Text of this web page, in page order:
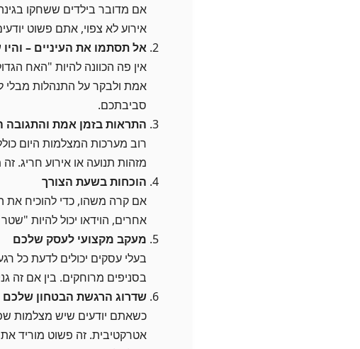
אם מדובר בילדים ששחקו
אירוע לא צפוי, אתם פשוט
אל תסתמו את העיניים –
אין פה הכוונה להיות "האח
אמת ולבקר על התנהלות מבלי
סביבתכם.
התראות בזמן אמת והתגובה
רוב מערכות המצלמות היום
מזהות תנועה או אירוע חריג.
הוכחות בשעת הצורך
אם קרה משהו, כדי להוכיח את
אחרים, הוידאו יכול להיות
מעקב מקצועי לעסק שלכם
בעלי עסקים יכולים לדעת
בסניפים מרוחקים. בין אם זה
שדרוג הרגשת הבטחון שלכם
כשאתם יודעים שיש מצלמות
אטרקטיבית. זה פשוט מוריד